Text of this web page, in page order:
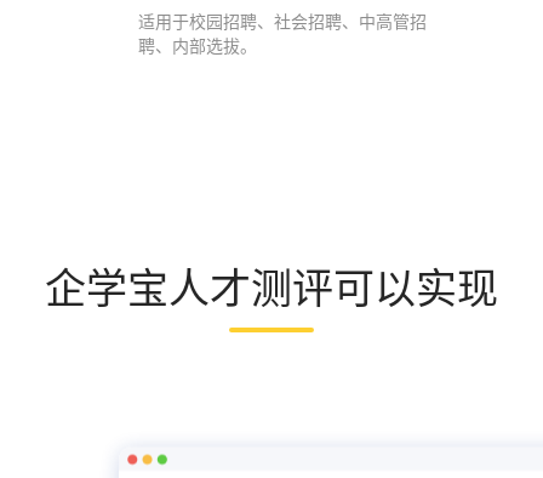
适用于校园招聘、社会招聘、中高管招
聘、内部选拔。
企学宝人才测评可以实现